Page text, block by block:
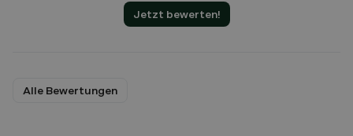
Jetzt bewerten!
Alle Bewertungen